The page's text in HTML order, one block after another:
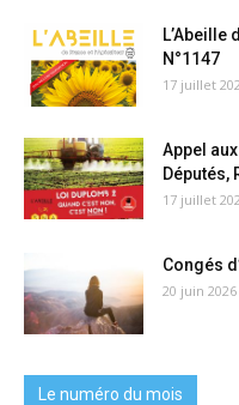
L’Abeille
N°1147
17 juillet
Appel
Députés,
17 juillet
Congés
20 juin 2026
Le numéro du mois